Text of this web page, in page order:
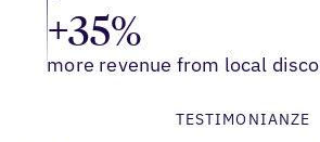
+35%
more revenue from local
TESTIMONIANZE